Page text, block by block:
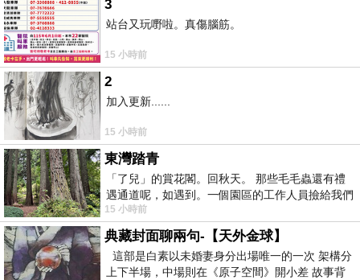
3
站台又玩嘢啦。真傷腦筋。
15 小時前
2
加入更新......
15 小時前
東灣踏青
「了兒」的賞花閣。回秋天。 那些毛毛蟲還有禮
遇通道呢，如遇到。一個園區的工作人員撿給我們
細賞。
15 小時前
典藏封面聊兩句-【天外金球】
這部是白素以未婚妻身分出場唯一的一次 架構分
上下半場，中場則在《原子空間》開小差 故事背